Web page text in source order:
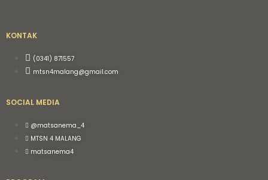
KONTAK
(0341) 871557
mtsn4malang@gmail.com
SOCIAL MEDIA
@matsanema_4
MTSN 4 MALANG
matsanema4